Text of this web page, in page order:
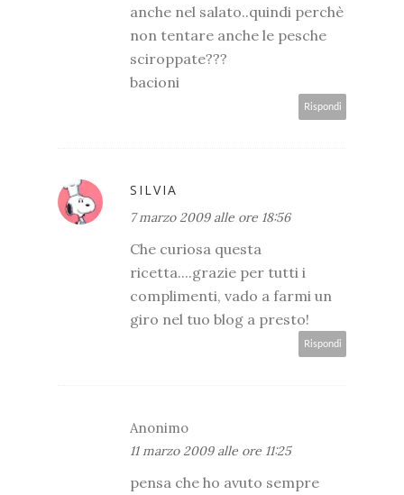
anche nel salato..quindi perchè
non tentare anche le pesche
sciroppate???
bacioni
Rispondi
SILVIA
7 marzo 2009 alle ore 18:56
Che curiosa questa
ricetta....grazie per tutti i
complimenti, vado a farmi un
giro nel tuo blog a presto!
Rispondi
Anonimo
11 marzo 2009 alle ore 11:25
pensa che ho avuto sempre